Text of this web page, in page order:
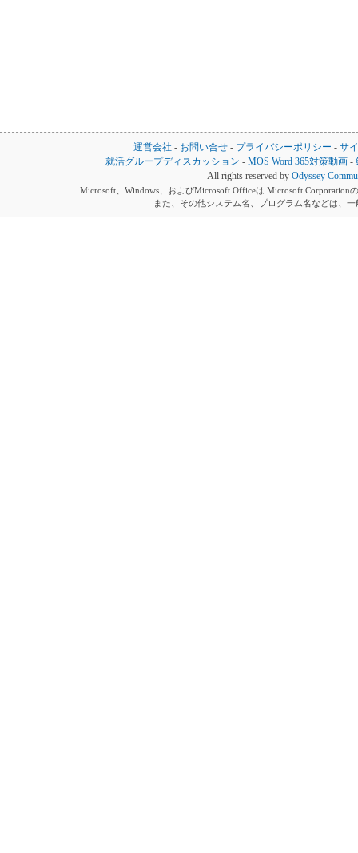
運営会社 - お問い合せ - プライバシーポリシー - サ
就活グループディスカッション -MOS Word 365対策動画 -
All rights reserved by Odyssey
Microsoft、Windows、およびMicrosoft Officeは Microsoft Corporation
また、その他システム名、プログラム名などは、